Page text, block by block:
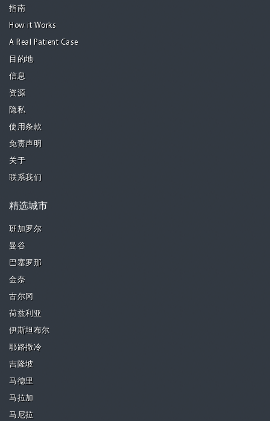
指南
How it Works
A Real Patient Case
目的地
信息
资源
隐私
使用条款
免责声明
关于
联系我们
精选城市
班加罗尔
曼谷
巴塞罗那
金奈
古尔冈
荷兹利亚
伊斯坦布尔
耶路撒冷
吉隆坡
马德里
马拉加
马尼拉